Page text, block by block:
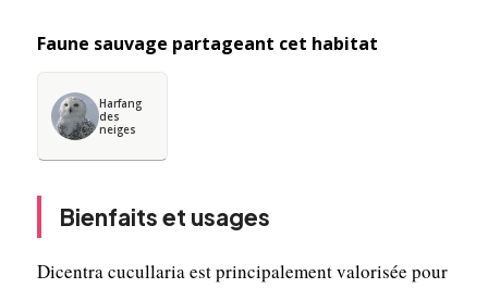
Faune sauvage partageant cet habitat
Harfang
des
neiges
Bienfaits et usages
Dicentra cucullaria est principalement valorisée pour